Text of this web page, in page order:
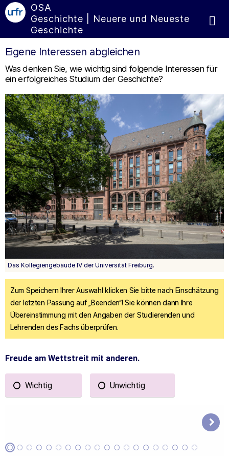
OSA
Geschichte | Neuere und Neueste
Geschichte
Eigene Interessen abgleichen
Was denken Sie, wie wichtig sind folgende Interessen für
ein erfolgreiches Studium der Geschichte?
Das Kollegiengebäude IV der Universität Freiburg.
Zum Speichern Ihrer Auswahl klicken Sie bitte nach Einschätzung
der letzten Passung auf „Beenden“! Sie können dann Ihre
Übereinstimmung mit den Angaben der Studierenden und
Lehrenden des Fachs überprüfen.